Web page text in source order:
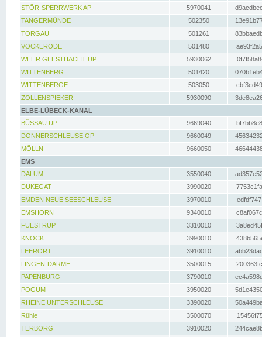
STÖR-SPERRWERK AP 5970041
TANGERMÜNDE
502350
TORGAU
501261
VOCKERODE
501480
WEHR GEESTHACHT UP
5930062
WITTENBERG
501420
WITTENBERGE
503050
ZOLLENSPIEKER
5930090
ELBE-LÜBECK-KANAL
BÜSSAU UP
9669040
DONNERSCHLEUSE OP
9660049
MÖLLN
9660050
EMS
DALUM
3550040
DUKEGAT
3990020
EMDEN NEUE SEESCHLEUSE
3970010
EMSHÖRN
9340010
FUESTRUP
3310010
KNOCK
3990010
LEERORT
3910010
LINGEN-DARME
3500015
PAPENBURG
3790010
POGUM
3950020
RHEINE UNTERSCHLEUSE
3390020
Rühle
3500070
TERBORG
3910020